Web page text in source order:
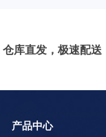
仓库直发，极速配送
产品中心